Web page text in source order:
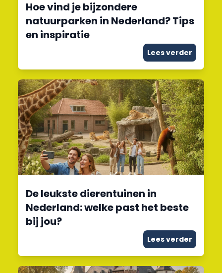
Hoe vind je bijzondere
natuurparken in Nederland? Tips
en inspiratie
Lees verder
De leukste dierentuinen in
Nederland: welke past het beste
bij jou?
Lees verder